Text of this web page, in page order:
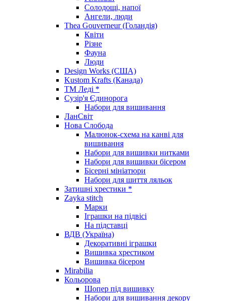
Солодощі, напої
Ангели, люди
Thea Gouverneur (Голандія)
Квіти
Різне
Фауна
Люди
Design Works (США)
Kustom Krafts (Канада)
ТМ Леді *
Сузір'я Єдинорога
Набори для вишивання
ЛанСвіт
Нова Слобода
Малюнок-схема на канві для
вишивання
Набори для вишивки нитками
Набори для вишивки бісером
Бісерні мініатюри
Набори для шиття ляльок
Затишні хрестики *
Zayka stitch
Марки
Іграшки на підвісі
На підставці
ВДВ (Україна)
Декоративні іграшки
Вишивка хрестиком
Вишивка бісером
Mirabilia
Кольорова
Шопер під вишивку
Набори для вишивання декору